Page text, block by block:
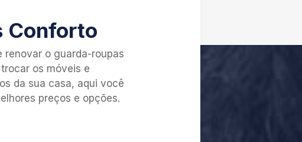
Conforto
renovar o guarda-roupas
os móveis e
da sua casa, aqui você
preços e opções.
precisa em um só lugar.
cozinha, saúde, lazer,
e entretenimento.
Idiomas
as maiores escolas de
do país.